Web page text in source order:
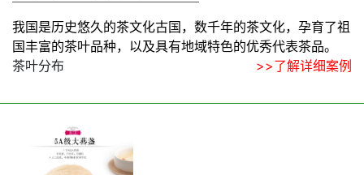
我国是历史悠久的茶文化古国，数千年的茶文化，孕育了祖
国丰富的茶叶品种，以及具有地域特色的优秀代表茶品。
茶叶分布
>>了解详细案例